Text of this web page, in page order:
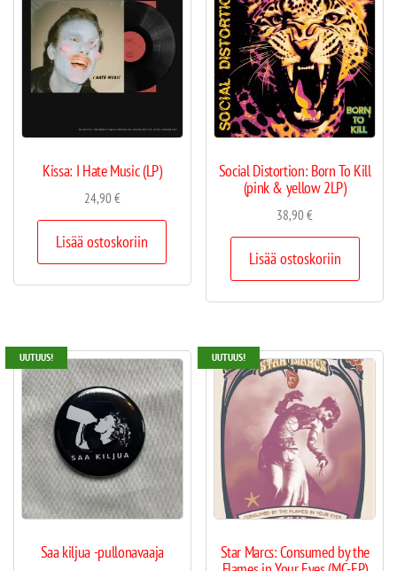
Kissa: I Hate Music (LP)
24,90€
Lisää ostoskoriin
Social Distortion: Born To Kill
(pink & yellow 2LP)
38,90€
Lisää ostoskoriin
UUTUUS!
Saa kiljua -pullonavaaja
UUTUUS!
Star Marcs: Consumed by the